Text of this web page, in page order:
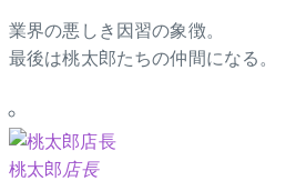
業界の悪しき因習の象徴。
最後は桃太郎たちの仲間になる。
桃太郎店長